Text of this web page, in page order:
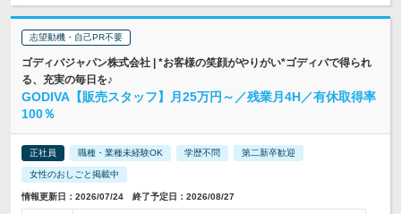
志望動機・自己PR不要
ゴディバジャパン株式会社 | *お客様の笑顔がやりがい*ゴディバで得られ
る、充実の毎日を♪
GODIVA【販売スタッフ】月25万円～／残業月4H／有休取得率
100％
正社員 職種・業種未経験OK 学歴不問 第二新卒歓迎
女性のおしごと掲載中
情報更新日：2026/07/24 終了予定日：2026/08/27